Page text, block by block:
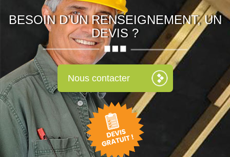
BESOIN D’UN RENSEIGNEMENT, UN
DEVIS ?
Nous contacter